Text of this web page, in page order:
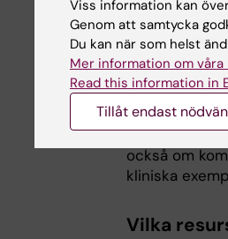
jag kunde
åka till KI
lärarutbyte
stödja dem
undervisning
hade även
Krems
också om
kliniska
Vilka
Viss information kan
Genom att samtycka
Du kan när som helst
Mer information om våra
Read this information in
Tillåt endast